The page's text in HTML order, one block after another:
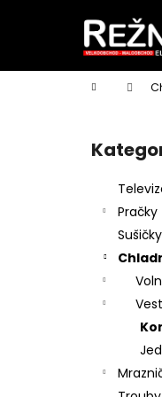
Domů
Přeskočit
kategorie
Pračky
Sušičky
í
Zpět
do
Zpět
do